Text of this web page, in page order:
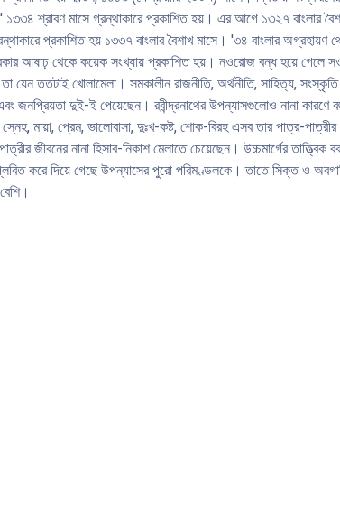
শ্রাবণ মাসে গ্রন্থাকারে প্রকাশিত হয়। এর আগে ১৩২৭ বাংলার
প্রকাশিত হয় ১৩৩৭ বাংলার বৈশাখ মাসে। '৩৪ বাংলার অগ্রহায়ণ
আষাঢ় থেকে কয়েক সংখ্যায় প্রকাশিত হয়। নওরােজ বন্ধ হয়ে
ততটাই খােলামেলা। সমকালীন রাজনীতি, অর্থনীতি, সাহিত্য, সংস্কৃতি
দুই-ই পেয়েছেন। রবীন্দ্রনাথের উপন্যাসগুলােও নানা
মায়া, প্রেম, ভালােবাসা, দুঃখ-কষ্ট, শােক-বিরহ এসব তার পাত্র-
জীবনের নানা হিসাব-নিকাশ মেলাতে চেয়েছেন। উচ্চমার্গের তাত্ত্বিক
প্লবিত করে দিয়ে গেছে উপন্যাসের পুরাে পরিমণ্ডলকে। তাতে সিক্ত ও